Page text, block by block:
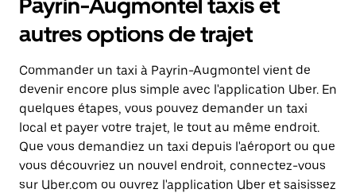
Payrin-Augmontel taxis et
autres options de trajet
Commander un taxi à Payrin-Augmontel vient de
devenir encore plus simple avec l'application Uber. En
quelques étapes, vous pouvez demander un taxi
local et payer votre trajet, le tout au même endroit.
Que vous demandiez un taxi depuis l'aéroport ou que
vous découvriez un nouvel endroit, connectez-vous
sur Uber.com ou ouvrez l'application Uber et saisissez